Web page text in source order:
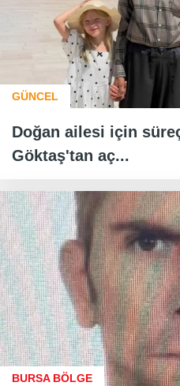
GÜNCEL
Doğan ailesi için
Göktaş'tan aç...
BURSA BÖLGE